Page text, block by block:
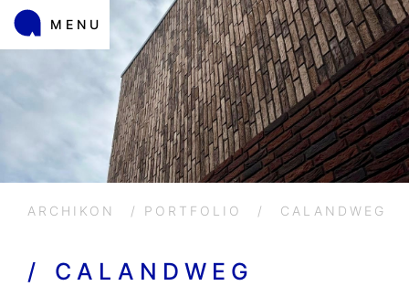
MENU
ARCHIKON / PORTFOLIO / CALANDWEG
/ CALANDWEG